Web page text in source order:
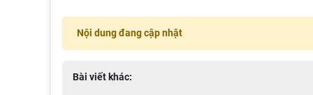
Nội dung đang cập nhật
Bài viết khác: